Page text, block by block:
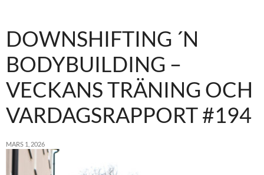
DOWNSHIFTING ´N
BODYBUILDING –
VECKANS TRÄNING OCH
VARDAGSRAPPORT #194
MARS 1, 2026